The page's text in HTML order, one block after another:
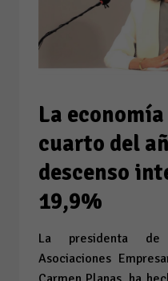
La
cuarto del
descenso
19,9%
La presidenta
Asociaciones